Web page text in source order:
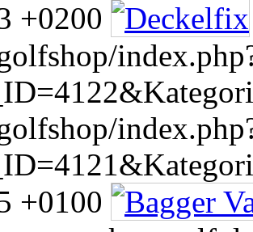
+0200
+0100